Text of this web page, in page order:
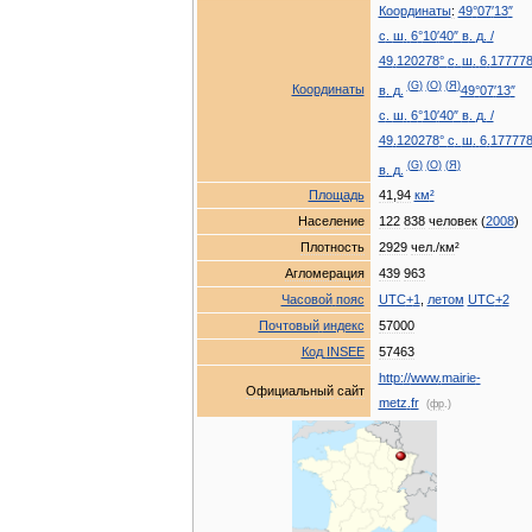
Координаты
Координаты: 49°07′13″
с ш 6°10′40″ в. д. /
49. 120278° с ш 6. 177778
в. д. (G) (O) (Я )49°07′13″
с ш 6°10′40″ в. д. /
49. 120278° с ш 6. 177778
в. д. (G) (O) (Я )
Площадь 41 94 км²
Население
122 838 человек(2008)
Плотность
2929 чел./км²
Агломерация
439 963
Часовой пояс UTC+1 летом UTC+2
Почтовый индекс
57000
Код
INSEE 57463
Официальный сайт
http://www.mairie-
metz fr (фр.)